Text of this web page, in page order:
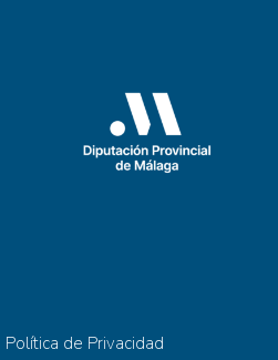
Política de Privacidad